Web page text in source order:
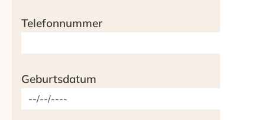
Telefonnummer
Geburtsdatum